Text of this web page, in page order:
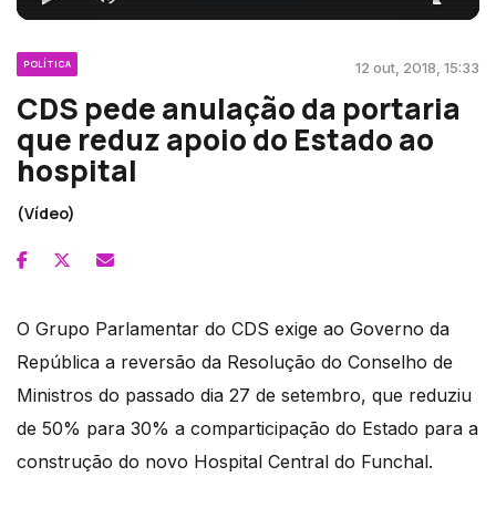
POLÍTICA 12 out, 2018, 15:33
CDS pede anulação da portaria
que reduz apoio do Estado ao
hospital
(Vídeo)
O Grupo Parlamentar do CDS exige ao Governo da
República a reversão da Resolução do Conselho de
Ministros do passado dia 27 de setembro, que reduziu
de 50% para 30% a comparticipação do Estado para a
construção do novo Hospital Central do Funchal.